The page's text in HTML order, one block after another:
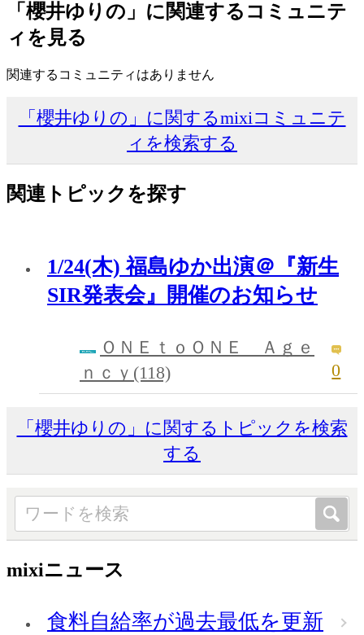
「櫻井ゆりの」に関連するコミュニテ
ィを見る
関連するコミュニティはありません
「櫻井ゆりの」に関するmixiコミュニテ
ィを検索する
関連トピックを探す
1/24(木) 福島ゆか出演＠『新生
SIR発表会』開催のお知らせ
ＯＮＥｔｏＯＮＥ Ａｇｅ
ｎｃｙ(118)
0
「櫻井ゆりの」に関するトピックを検索
する
mixiニュース
食料自給率が過去最低を更新